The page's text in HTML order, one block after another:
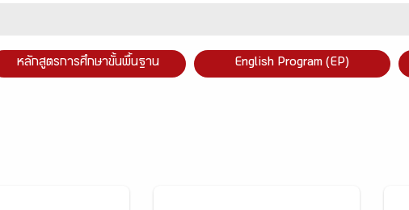
หลักสูตรการศึกษาขั้นพื้นฐาน English Program (EP)